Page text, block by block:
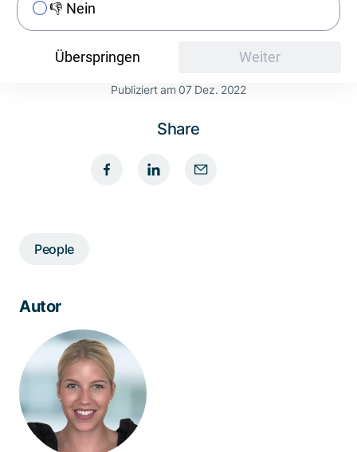
Zu den offenen Stellen
Publiziert am 07 Dez. 2022
Share
People
Autor
👎 Nein
Weiter
Überspringen